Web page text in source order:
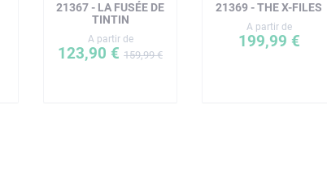
21367 - LA FUSÉE DE
TINTIN
A partir de
123,90 € 159,99 €
21369 - THE X-FILES
A partir de
199,99 €